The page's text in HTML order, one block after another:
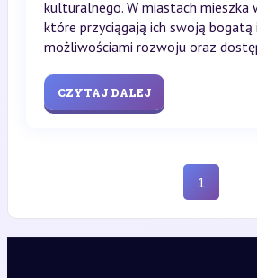
kulturalnego. W miastach mieszka
które przyciągają ich swoją
możliwościami rozwoju oraz
CZYTAJ DALEJ
1